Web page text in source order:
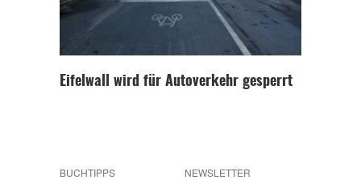
Eifelwall wird für Autoverkehr gesperrt
BUCHTIPPS NEWSLETTER